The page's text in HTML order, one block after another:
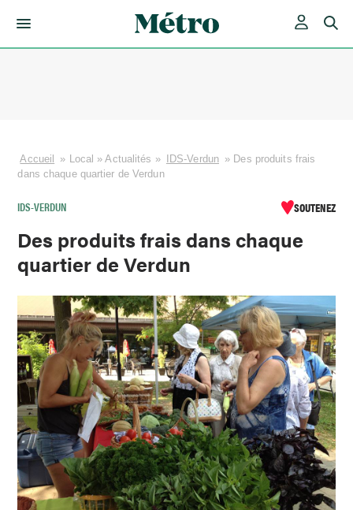
Accueil » Local »Actualités » IDS-Verdun » Des produits frais
dans chaque quartier de Verdun
IDS-VERDUN SOUTENEZ
Des produits frais dans chaque
quartier de Verdun